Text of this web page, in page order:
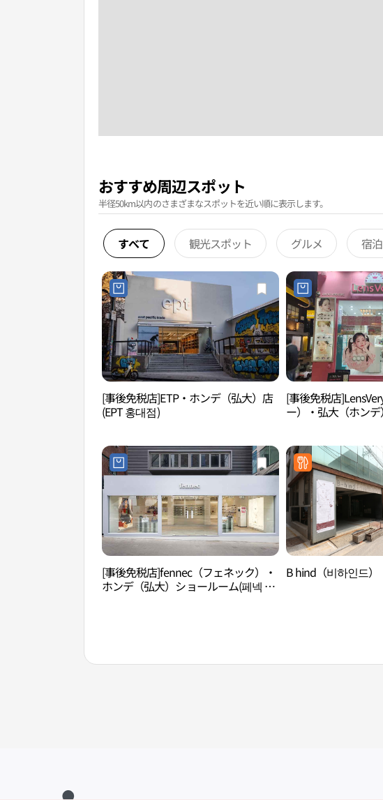
おすすめ周辺スポット
半径50km以内のさまざまなスポットを近い順に表示します。
すべて 観光スポット グルメ 宿泊
[事後免税店]ETP・ホンデ（弘大）店
(EPT 홍대점)
[事後免税店
ー）・弘大（ホン
[事後免税店]fennec（フェネック）・
ホンデ（弘大）ショールーム(페넥 홍
B hind（비하인드）